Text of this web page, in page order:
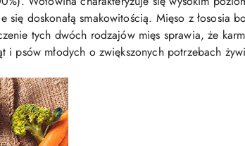
doskonałą smakowitością. Mięso z łososia
tych dwóch rodzajów mięs sprawia, że
i psów młodych o zwiększonych potrzebach